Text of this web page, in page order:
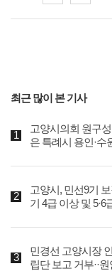
최근 많이 본 기사
고양시의회 원구
은 특례시 용인·수
고양시, 민선9기
기 4급 이상 및 5·6
민경선 고양시장
립단 보고 거부··